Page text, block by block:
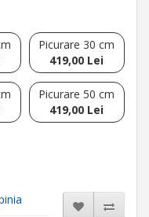
Picurare 30 cm
419,00 Lei
Picurare 50 cm
419,00 Lei